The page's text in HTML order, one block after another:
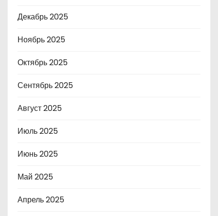
Декабрь 2025
Ноябрь 2025
Октябрь 2025
Сентябрь 2025
Август 2025
Июль 2025
Июнь 2025
Май 2025
Апрель 2025